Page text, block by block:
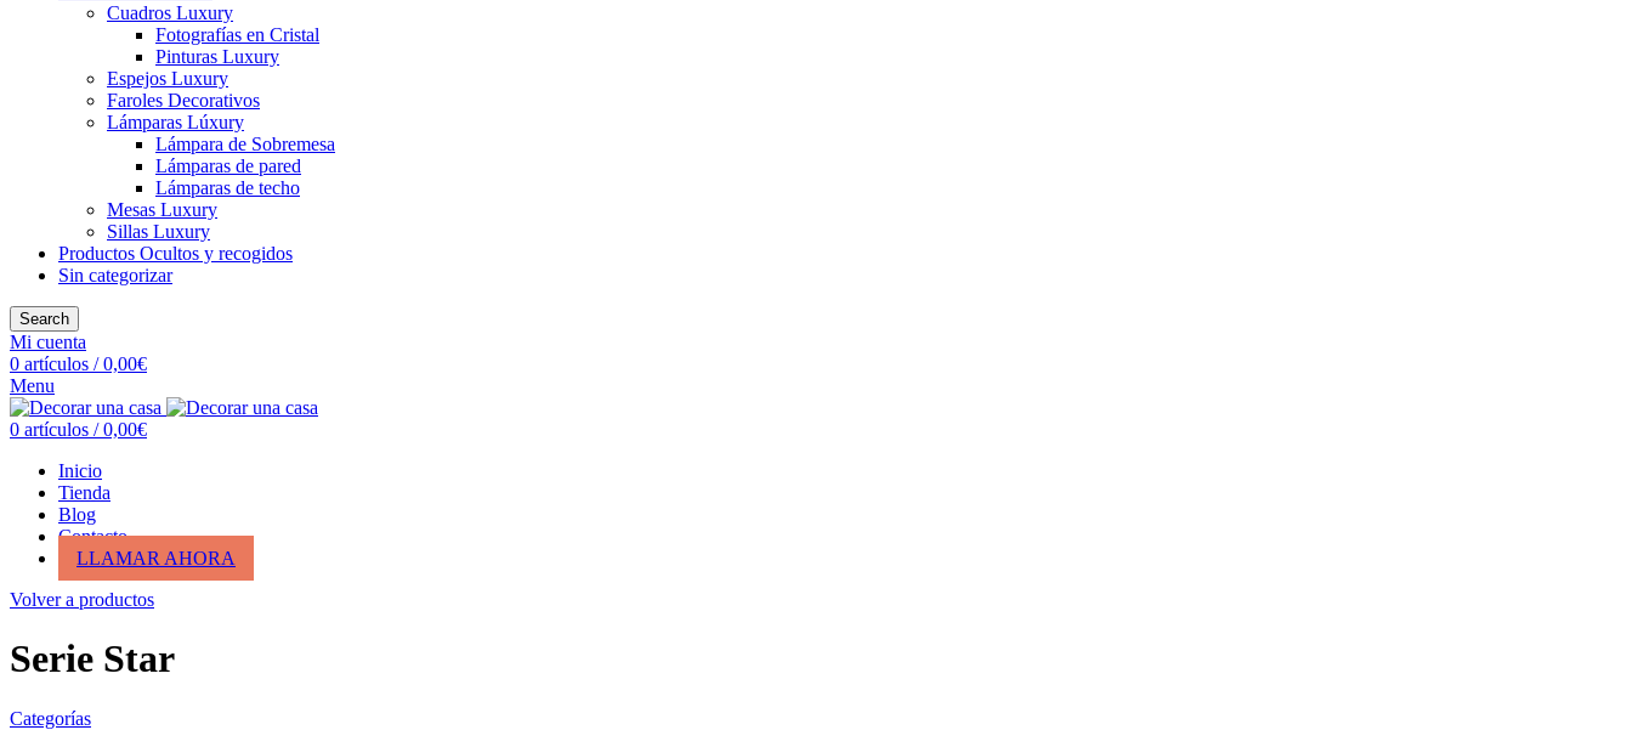
Cuadros Luxury
Fotografías en Cristal
Pinturas Luxury
Espejos Luxury
Faroles Decorativos
Lámparas Lúxury
Lámpara de Sobremesa
Lámparas de pared
Lámparas de techo
Mesas Luxury
Sillas Luxury
Productos Ocultos y recogidos
Sin categorizar
Search
Mi cuenta
0 artículos / 0,00€
Menu
0 artículos / 0,00€
Inicio
Tienda
Blog
Contacto
LLAMAR AHORA
Volver a productos
Serie Star
Categorías